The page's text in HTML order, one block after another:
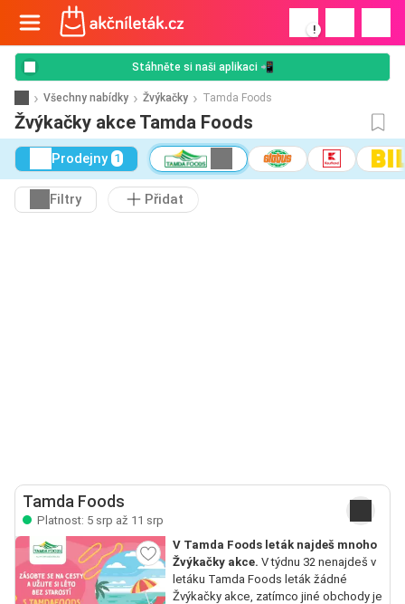
!
Stáhněte si naši aplikaci 📲
Všechny nabídky Žvýkačky Tamda Foods
Žvýkačky akce Tamda Foods
Prodejny 1
Filtry Přidat
Tamda Foods
Platnost: 5 srp až 11 srp
V Tamda Foods leták najdeš mnoho
Žvýkačky akce. V týdnu 32 nenajdeš v
letáku Tamda Foods leták žádné
Žvýkačky akce, zatímco jiné obchody je